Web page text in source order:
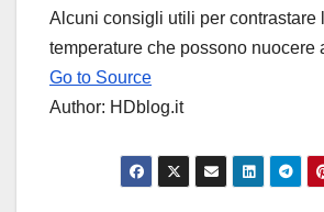
Alcuni consigli utili per contrastare
temperature che possono nuocere
Go to Source
Author: HDblog.it